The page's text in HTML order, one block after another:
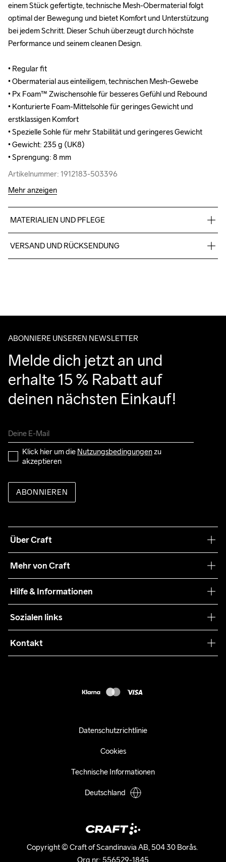
einem Stück gefertigte, technische Mesh-Obermaterial folgt
optimal der Bewegung und bietet Komfort und Unterstützung
bei jedem Schritt. Dieser Schuh überzeugt durch höchste
Performance und seinem cleanen Design.
• Regular fit
• Obermaterial aus einteiligem, technischen Mesh-Gewebe
• Px Foam™ Zwischensohle für besseres Gefühl und Rebound
• Konturierte Foam-Mittelsohle für geringes Gewicht und
erstklassigen Komfort
• Spezielle Sohle für mehr Stabilität und geringeres Gewicht
• Gewicht: 235 g (UK8)
• Sprengung: 8 mm
Artikelnummer: 1912183-503396
einem Stück gefertigte, technische Mesh-Obermaterial folgt
optimal der Bewegung und bietet Komfort und Unterstützung
bei jedem Schritt. Dieser Schuh überzeugt durch höchste
Performance und seinem cleanen Design.
• Regular fit
• Obermaterial aus einteiligem, technischen Mesh-Gewebe
• Px Foam™ Zwischensohle für besseres Gefühl und Rebound
• Konturierte Foam-Mittelsohle für geringes Gewicht und
erstklassigen Komfort
• Spezielle Sohle für mehr Stabilität und geringeres Gewicht
• Gewicht: 235 g (UK8)
• Sprengung: 8 mm
Artikelnummer: 1912183-503396
Mehr anzeigen
MATERIALIEN UND PFLEGE
100% Polyester + TPU Zwischensohle: 100% EVA, Sohle: 100%
Kautschuk
VERSAND UND RÜCKSENDUNG
entgegennehmen kannst.
ABONNIERE UNSEREN NEWSLETTER
Melde dich jetzt an und
erhalte 15 % Rabatt auf
deinen nächsten Einkauf!
Klick hier um die Nutzungsbedingungen zu
akzeptieren
ABONNIEREN
Über Craft
Nachhaltigkeit
Mehr von Craft
Teamwear
Zusammenarbeit
Press
Hilfe & Informationen
Retouren
Kundendienst
Sozialen links
Kontakt
Copyright © Craft of Scandinavia AB, 504 30 Borås.
Org.nr: 556529-1845
Datenschutzrichtlinie
Cookies
Technische Informationen
Deutschland